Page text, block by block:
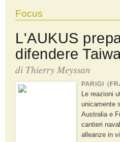
Focus
L'AUKUS
difendere
di Thierry Meyssan
PARIGI
Le reazioni
unicamente
Australia e
cantieri
alleanze in